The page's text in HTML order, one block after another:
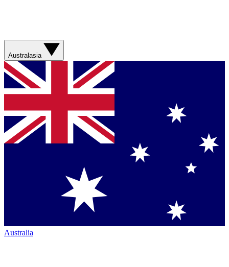
Australasia
Australia